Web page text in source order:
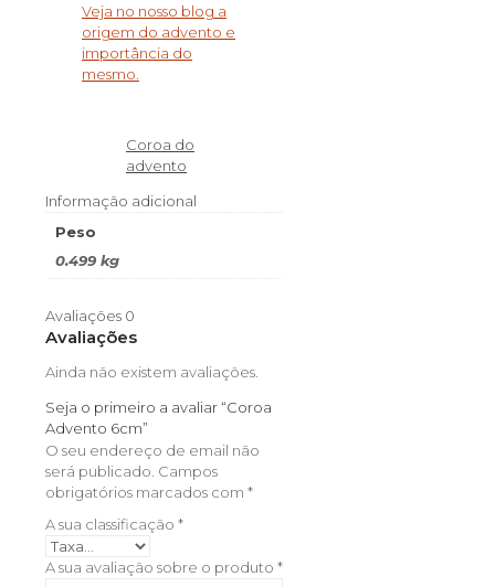
Veja no nosso blog a
origem do advento e
importância do
mesmo.
Coroa do
advento
Informação adicional
Peso
0.499 kg
Avaliações 0
Avaliações
Ainda não existem avaliações.
Seja o primeiro a avaliar “Coroa
Advento 6cm”
O seu endereço de email não
será publicado. Campos
obrigatórios marcados com *
A sua classificação *
A sua avaliação sobre o produto *